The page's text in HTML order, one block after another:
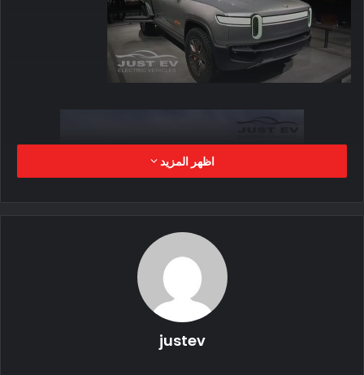
القائمة تضم العديد من السيارات الكهربائية
وفقًا لـ Autotrader ، بينما يرى متسوقو السيارات مجموعة سخية
من خيارات أفضل السيارات الجديدة ، بما في ذلك العديد من
السيارات المكهربة ، يجب أن يكون المتسوقون مستعدين للانتظار
لفترة أطول من المعتاد لتسلمها.
اظهر المزيد
justev